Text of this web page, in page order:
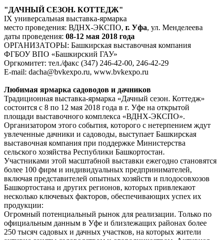
"ДАЧНЫЙ СЕЗОН. КОТТЕДЖ"
IX универсальная выставка-ярмарка
место проведения: ВДНХ-ЭКСПО, г. Уфа, ул. Менделеева
даты проведения: 08-12 мая 2018 года
ОРГАНИЗАТОРЫ: Башкирская выставочная компания
ФГБОУ ВПО «Башкирский ГАУ»
Оргкомитет: тел./факс (347) 246-42-00, 246-42-29
E-mail: dacha@bvkexpo.ru, www.bvkexpo.ru
Любимая ярмарка садоводов и дачников
Традиционная выставка-ярмарка «Дачный сезон. Коттедж»
состоится с 8 по 12 мая 2018 года в г. Уфе на открытой
площади выставочного комплекса «ВДНХ-ЭКСПО».
Организатором этого события, которого с нетерпением ждут
увлеченные дачники и садоводы, выступает Башкирская
выставочная компания при поддержке Министерства
сельского хозяйства Республики Башкортостан.
Участниками этой масштабной выставки ежегодно становятся
более 100 фирм и индивидуальных предпринимателей,
включая представителей опытных хозяйств и плодосовхозов
Башкортостана и других регионов, которых привлекают
несколько ключевых факторов, обеспечивающих успех их
продукции:
Огромный потенциальный рынок для реализации. Только по
официальным данным в Уфе и близлежащих районах более
250 тысяч садовых и дачных участков, на которых жители